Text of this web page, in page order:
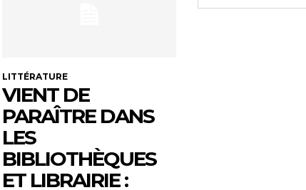
LITTÉRATURE
VIENT DE
PARAÎTRE DANS
LES
BIBLIOTHÈQUES
ET LIBRAIRIE :